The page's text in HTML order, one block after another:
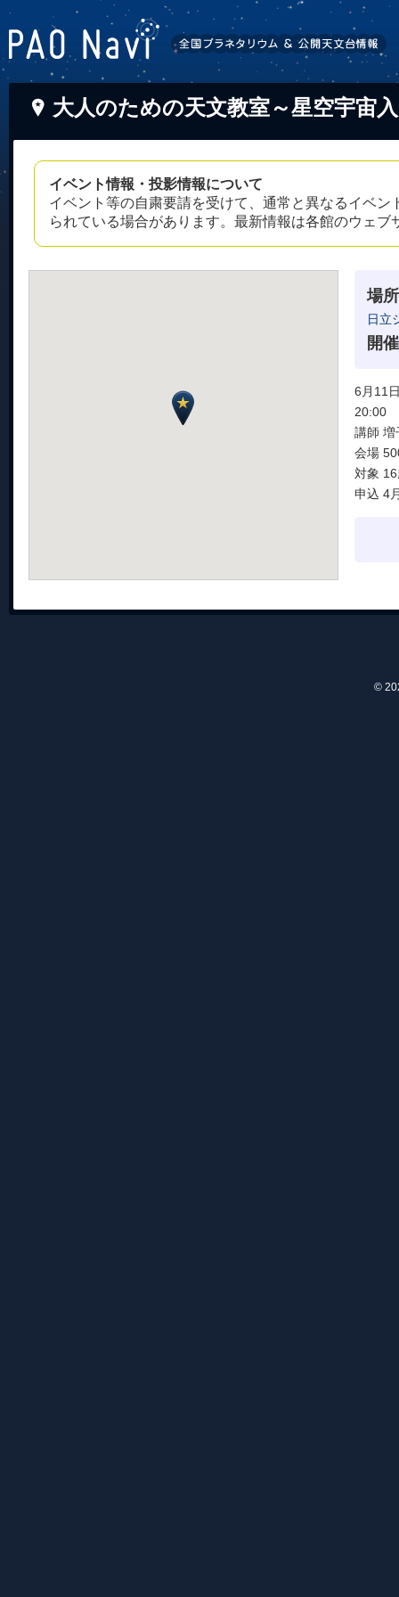
大人のための天文教室～星空宇宙
イベント情報・投影情報について
イベント等の自粛要請を受けて、通常と異なるイベ
られている場合があります。最新情報は各館のウェ
場所
日立
開
6月11
20:00
講師 増
会場
対象
申込 4
©